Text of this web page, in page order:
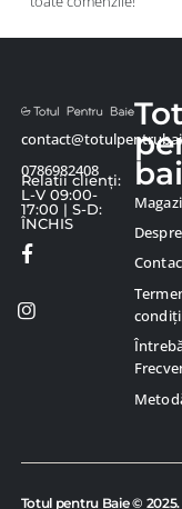
0786982408
Relatii clienți:
L-V 09:00-
17:00 | S-D:
ÎNCHIS
Totul pentru Baie ©